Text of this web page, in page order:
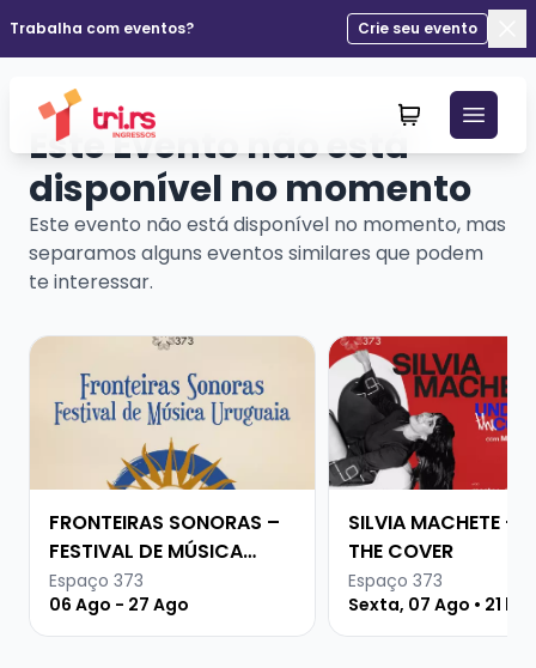
Trabalha com eventos?
Crie seu evento
Este Evento não está
disponível no momento
Este evento não está disponível no momento, mas
separamos alguns eventos similares que podem
te interessar.
Veja mais sobre FRONTEIRAS SONORAS – FESTIVAL
FRONTEIRAS SONORAS –
FESTIVAL DE MÚSICA
URUGUAIA
Espaço 373
06 Ago - 27 Ago
Veja mais sobre
SILVIA MACHETE -
THE COVER
Espaço 373
Sexta, 07 Ago • 21